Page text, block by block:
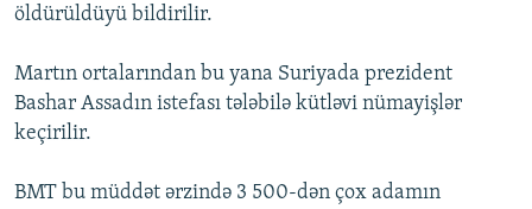
öldürüldüyü bildirilir.
Martın ortalarından bu yana Suriyada prezident
Bashar Assadın istefası tələbilə kütləvi nümayişlər
keçirilir.
BMT bu müddət ərzində 3 500-dən çox adamın